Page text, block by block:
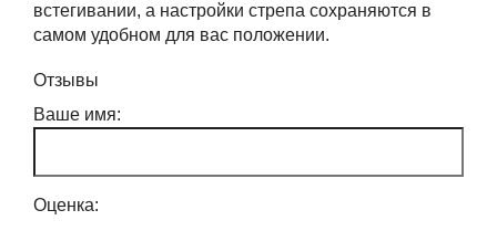
встегивании, а настройки стрепа сохраняются в
самом удобном для вас положении.
Отзывы
Ваше имя:
Оценка: